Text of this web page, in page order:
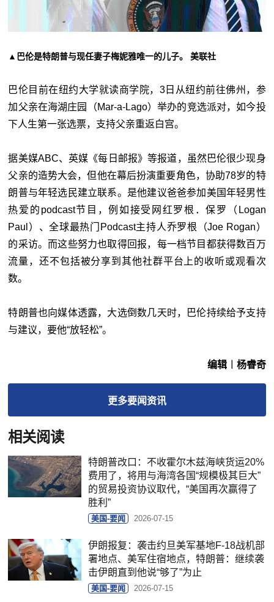
▲巴伦是特朗普与现任妻子梅妮雅唯一的儿子。 美联社
巴伦目前在纽约大学就读商学院，3日从纽约前往佛州，参
加父亲在海湖庄园（Mar-a-Lago）举办的竞选派对，如今投
下人生第一张选票，支持父亲重返白宫。
据美媒ABC、英媒《每日邮报》等报道，虽然巴伦很少现身
父亲的造势大会，但他在幕后扮演重要角色，协助78岁的特
朗普与年轻选民建立联系。是他建议爸爸参加美国年轻男性
热爱的podcast节目，例如接受网红罗根．保罗（Logan
Paul）、全球最热门Podcast主持人乔罗根（Joe Rogan）
的采访。而这些努力也取得回报，每一档节目都获得数百万
流量，还不包括被分享到其他社群平台上的收听或观看次
数。
特朗普也向媒体透露，大选倒数几天时，巴伦持续给予支持
与建议，要他“放轻松”。
编辑︱杨睿奇
更多要闻资讯
相关阅读
特朗普改口：不收霍尔木兹海峡货运20%
费用了，将用与海湾各国“规模极其巨大”
的贸易投资协议取代，“美国再次赢得了
胜利”
美国-要闻 2026-07-15
伊朗报复：袭击约旦美军基地F-18战机部
署地点、美军住宿地点，特朗普：继续袭
击伊朗直到他说“够了”为止
美国-要闻 2026-07-15